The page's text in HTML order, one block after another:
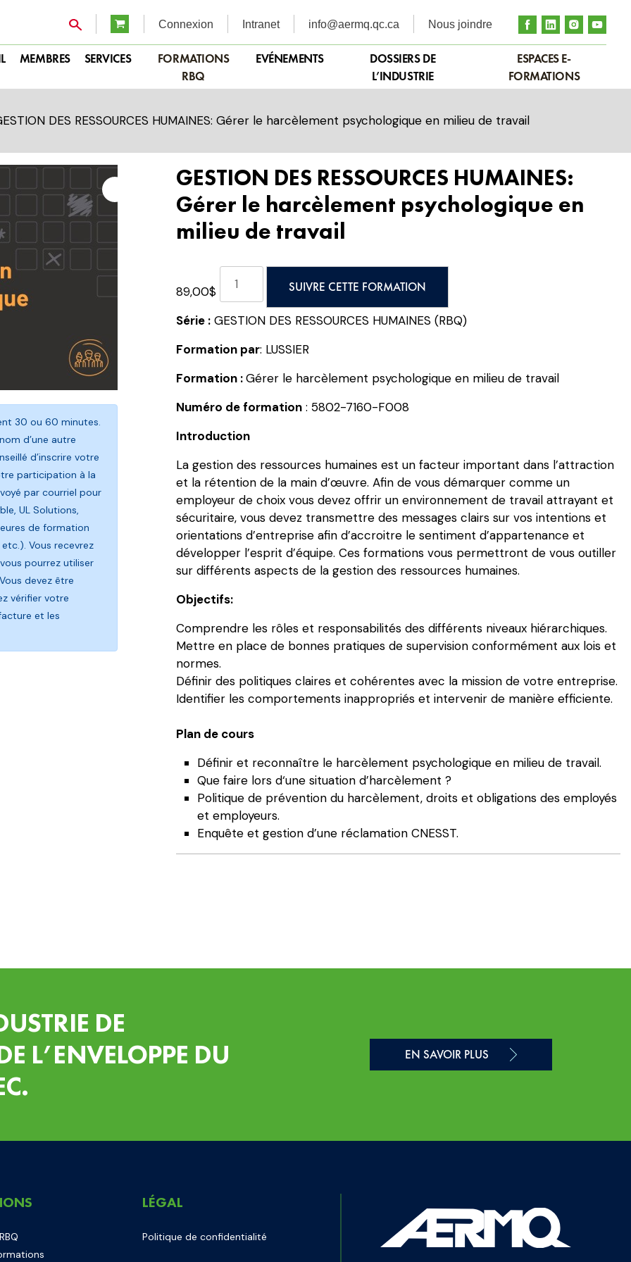
Connexion Intranet info@aermq.qc.ca Nous joindre
MEMBRES SERVICES
FORMATIONS
RBQ
EVÉNEMENTS
DOSSIERS DE
L’INDUSTRIE
ESPACES E-
FORMATIONS
DES RESSOURCES HUMAINES: Gérer le harcèlement psychologique en milieu de travail
30 ou 60 minutes.
d’une autre
d’inscrire votre
participation à la
par courriel pour
UL Solutions,
de formation
Vous recevrez
pourrez utiliser
devez être
vérifier votre
et les
GESTION DES RESSOURCES HUMAINES:
Gérer le harcèlement psychologique en
milieu de travail
89,00$
GESTION
DES
RESSOURCES
Gérer
harcèlement
psychologique
milieu
de
travail
SUIVRE CETTE FORMATION
Série : GESTION DES RESSOURCES HUMAINES (RBQ)
Formation par: LUSSIER
Formation :Gérer le harcèlement psychologique en milieu de travail
Numéro de formation : 5802-7160-F008
Introduction
La gestion des ressources humaines est un facteur important dans l’attraction
et la rétention de la main d’œuvre. Afin de vous démarquer comme un
employeur de choix vous devez offrir un environnement de travail attrayant et
sécuritaire, vous devez transmettre des messages clairs sur vos intentions et
orientations d’entreprise afin d’accroitre le sentiment d’appartenance et
développer l’esprit d’équipe. Ces formations vous permettront de vous outiller
sur différents aspects de la gestion des ressources humaines.
Objectifs:
Comprendre les rôles et responsabilités des différents niveaux hiérarchiques.
Mettre en place de bonnes pratiques de supervision conformément aux lois et
normes.
Définir des politiques claires et cohérentes avec la mission de votre entreprise.
Identifier les comportements inappropriés et intervenir de manière efficiente.
Plan de cours
Définir et reconnaître le harcèlement psychologique en milieu de travail.
Que faire lors d‘une situation d’harcèlement ?
Politique de prévention du harcèlement, droits et obligations des employés
et employeurs.
Enquête et gestion d’une réclamation CNESST.
DE
L’ENVELOPPE DU
EN SAVOIR PLUS
LÉGAL
Politique de confidentialité